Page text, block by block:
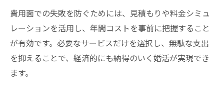
費用面での失敗を防ぐためには、見積もりや料金シミュ
レーションを活用し、年間コストを事前に把握すること
が有効です。必要なサービスだけを選択し、無駄な支出
を抑えることで、経済的にも納得のいく婚活が実現でき
ます。